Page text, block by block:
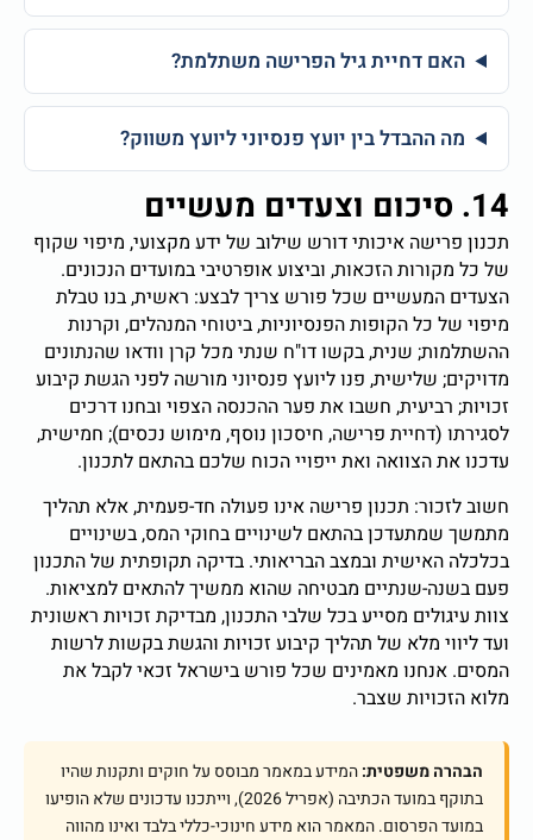
האם דחיית גיל הפרישה משתלמת?
מה ההבדל בין יועץ פנסיוני ליועץ משווק?
14. סיכום וצעדים מעשיים
תכנון פרישה איכותי דורש שילוב של ידע מקצועי, מיפוי שקוף
של כל מקורות הזכאות, וביצוע אופרטיבי במועדים הנכונים.
הצעדים המעשיים שכל פורש צריך לבצע: ראשית, בנו טבלת
מיפוי של כל הקופות הפנסיוניות, ביטוחי המנהלים, וקרנות
ההשתלמות; שנית, בקשו דו"ח שנתי מכל קרן וודאו שהנתונים
מדויקים; שלישית, פנו ליועץ פנסיוני מורשה לפני הגשת קיבוע
זכויות; רביעית, חשבו את פער ההכנסה הצפוי ובחנו דרכים
לסגירתו (דחיית פרישה, חיסכון נוסף, מימוש נכסים); חמישית,
עדכנו את הצוואה ואת ייפויי הכוח שלכם בהתאם לתכנון.
חשוב לזכור: תכנון פרישה אינו פעולה חד-פעמית, אלא תהליך
מתמשך שמתעדכן בהתאם לשינויים בחוקי המס, בשינויים
בכלכלה האישית ובמצב הבריאותי. בדיקה תקופתית של התכנון
פעם בשנה-שנתיים מבטיחה שהוא ממשיך להתאים למציאות.
צוות עיגולים מסייע בכל שלבי התכנון, מבדיקת זכויות ראשונית
ועד ליווי מלא של תהליך קיבוע זכויות והגשת בקשות לרשות
המסים. אנחנו מאמינים שכל פורש בישראל זכאי לקבל את
מלוא הזכויות שצבר.
הבהרה משפטית:המידע במאמר מבוסס על חוקים ותקנות שהיו
בתוקף במועד הכתיבה (אפריל 2026), וייתכנו עדכונים שלא הופיעו
במועד הפרסום. המאמר הוא מידע חינוכי-כללי בלבד ואינו מהווה